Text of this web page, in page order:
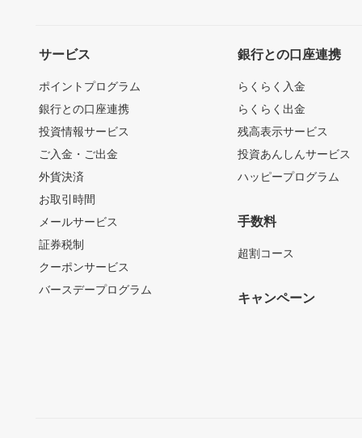
サービス
ポイントプログラム
銀行との口座連携
投資情報サービス
ご入金・ご出金
外貨決済
お取引時間
メールサービス
証券税制
クーポンサービス
バースデープログラム
銀行との口座連携
らくらく入金
らくらく出金
残高表示サービス
投資あんしんサービス
ハッピープログラム
手数料
超割コース
キャンペーン